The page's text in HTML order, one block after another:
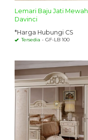
Lemari Baju Jati Mewah
Davinci
*Harga Hubungi CS
Tersedia - GF-LB 100